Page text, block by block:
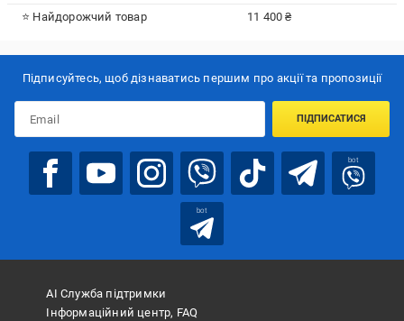
⭐ Найдорожчий товар 11 400 ₴
Підписуйтесь, щоб дізнаватись першим про акції та пропозиції
ПІДПИСАТИСЯ
bot
bot
АІ Служба підтримки
Інформаційний центр, FAQ